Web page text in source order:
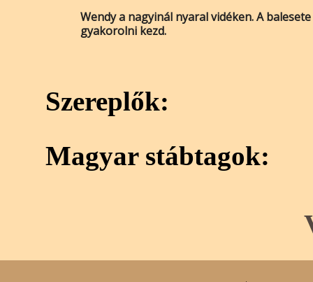
Wendy a nagyinál nyaral vidéken. A
gyakorolni kezd.
Szereplők:
Magyar stábtagok: